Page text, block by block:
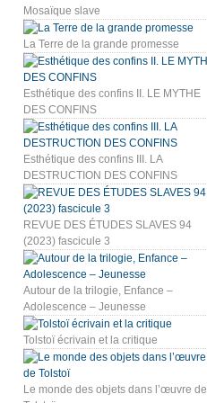
Mosaïque slave
La Terre de la grande promesse
Esthétique des confins II. LE MYTHE
DES CONFINS
Esthétique des confins III. LA
DESTRUCTION DES CONFINS
REVUE DES ÉTUDES SLAVES 94
(2023) fascicule 3
Autour de la trilogie, Enfance –
Adolescence – Jeunesse
Tolstoï écrivain et la critique
Le monde des objets dans l’œuvre de